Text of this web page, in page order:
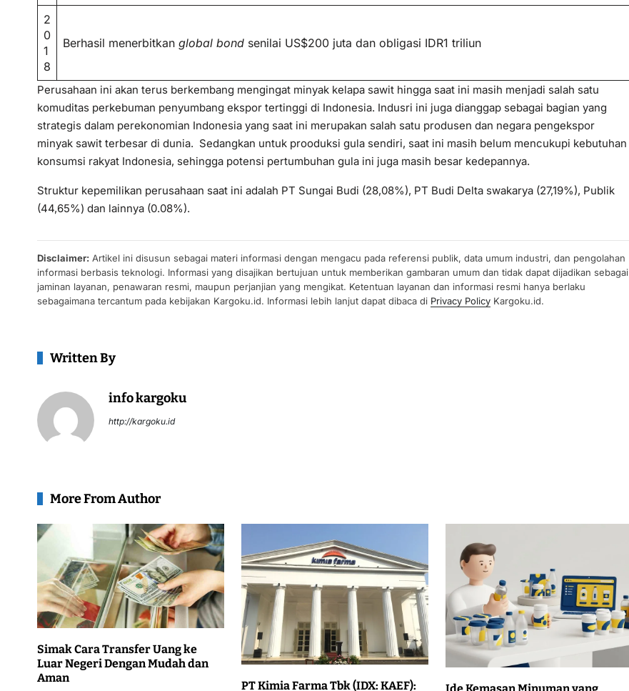
2
0
1
8
Berhasil menerbitkan global bond senilai US$200 juta dan obligasi IDR1 triliun
Perusahaan ini akan terus berkembang mengingat minyak kelapa sawit hingga saat ini masih menjadi salah satu
komuditas perkebuman penyumbang ekspor tertinggi di Indonesia. Indusri ini juga dianggap sebagai bagian yang
strategis dalam perekonomian Indonesia yang saat ini merupakan salah satu produsen dan negara pengekspor
minyak sawit terbesar di dunia. Sedangkan untuk prooduksi gula sendiri, saat ini masih belum mencukupi kebutuhan
konsumsi rakyat Indonesia, sehingga potensi pertumbuhan gula ini juga masih besar kedepannya.
Struktur kepemilikan perusahaan saat ini adalah PT Sungai Budi (28,08%), PT Budi Delta swakarya (27,19%), Publik
(44,65%) dan lainnya (0.08%).
Disclaimer: Artikel ini disusun sebagai materi informasi dengan mengacu pada referensi publik, data umum industri, dan pengolahan
informasi berbasis teknologi. Informasi yang disajikan bertujuan untuk memberikan gambaran umum dan tidak dapat dijadikan sebagai
jaminan layanan, penawaran resmi, maupun perjanjian yang mengikat. Ketentuan layanan dan informasi resmi hanya berlaku
sebagaimana tercantum pada kebijakan Kargoku.id. Informasi lebih lanjut dapat dibaca di Privacy Policy Kargoku.id.
Written By
info kargoku
http://kargoku.id
More From Author
Simak Cara Transfer Uang ke
Luar Negeri Dengan Mudah dan
Aman
PT Kimia Farma Tbk (IDX: KAEF):